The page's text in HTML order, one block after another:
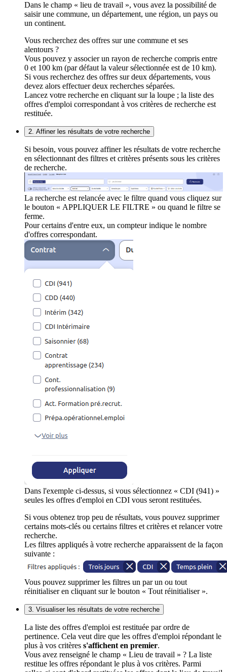
Dans le champ « lieu de travail », vous avez la possibilité de
saisir une commune, un département, une région, un pays ou
un continent.
Vous recherchez des offres sur une commune et ses
alentours ?
Vous pouvez y associer un rayon de recherche compris entre
0 et 100 km (par défaut la valeur sélectionnée est de 10 km).
Si vous recherchez des offres sur deux départements, vous
devez alors effectuer deux recherches séparées.
Lancez votre recherche en cliquant sur la loupe ; la liste des
offres d'emploi correspondant à vos critères de recherche est
restituée.
2. Affiner les résultats de votre recherche
Si besoin, vous pouvez affiner les résultats de votre recherche
en sélectionnant des filtres et critères présents sous les critères
de recherche.
La recherche est relancée avec le filtre quand vous cliquez sur
le bouton « APPLIQUER LE FILTRE » ou quand le filtre se
ferme.
Pour certains d'entre eux, un compteur indique le nombre
d'offres correspondant.
Dans l'exemple ci-dessus, si vous sélectionnez « CDI (941) »
seules les offres d'emploi en CDI vous seront restituées.
Si vous obtenez trop peu de résultats, vous pouvez supprimer
certains mots-clés ou certains filtres et critères et relancer votre
recherche.
Les filtres appliqués à votre recherche apparaissent de la façon
suivante :
Vous pouvez supprimer les filtres un par un ou tout
réinitialiser en cliquant sur le bouton « Tout réinitialiser ».
3. Visualiser les résultats de votre recherche
La liste des offres d'emploi est restituée par ordre de
pertinence. Cela veut dire que les offres d'emploi répondant le
plus à vos critères s'affichent en premier.
Vous avez renseigné le champ « Lieu de travail » ? La liste
restitue les offres répondant le plus à vos critères. Parmi